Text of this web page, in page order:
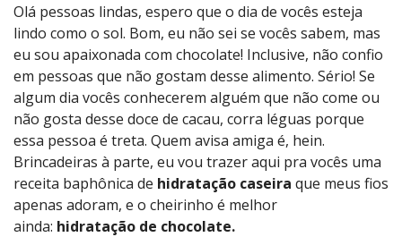
Olá pessoas lindas, espero que o dia de vocês esteja
lindo como o sol. Bom, eu não sei se vocês sabem, mas
eu sou apaixonada com chocolate! Inclusive, não confio
em pessoas que não gostam desse alimento. Sério! Se
algum dia vocês conhecerem alguém que não come ou
não gosta desse doce de cacau, corra léguas porque
essa pessoa é treta. Quem avisa amiga é, hein.
Brincadeiras à parte, eu vou trazer aqui pra vocês uma
receita baphônica de hidratação caseira que meus fios
apenas adoram, e o cheirinho é melhor
ainda: hidratação de chocolate.